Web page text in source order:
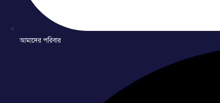
আমাদের পরিবার